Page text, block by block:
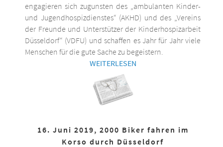
engagieren sich zugunsten des „ambulanten Kinder-
und Jugendhospizdienstes“ (AKHD) und des „Vereins
der Freunde und Unterstützer der Kinderhospizarbeit
Düsseldorf“ (VDFU) und schaffen es Jahr für Jahr viele
Menschen für die gute Sache zu begeistern.
WEITERLESEN
16. Juni 2019, 2000 Biker fahren im
Korso durch Düsseldorf